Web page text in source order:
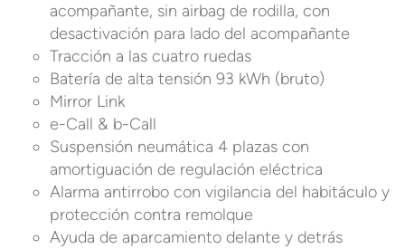
acompañante, sin airbag de rodilla, con
desactivación para lado del acompañante
Tracción a las cuatro ruedas
Batería de alta tensión 93 kWh (bruto)
Mirror Link
e-Call & b-Call
Suspensión neumática 4 plazas con
amortiguación de regulación eléctrica
Alarma antirrobo con vigilancia del habitáculo y
protección contra remolque
Ayuda de aparcamiento delante y detrás